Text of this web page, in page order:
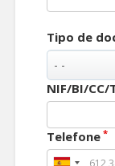
Tipo de
NIF/BI/
Telefone *